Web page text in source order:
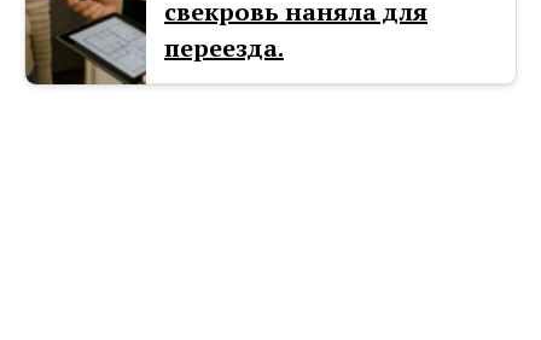
свекровь наняла для
переезда.